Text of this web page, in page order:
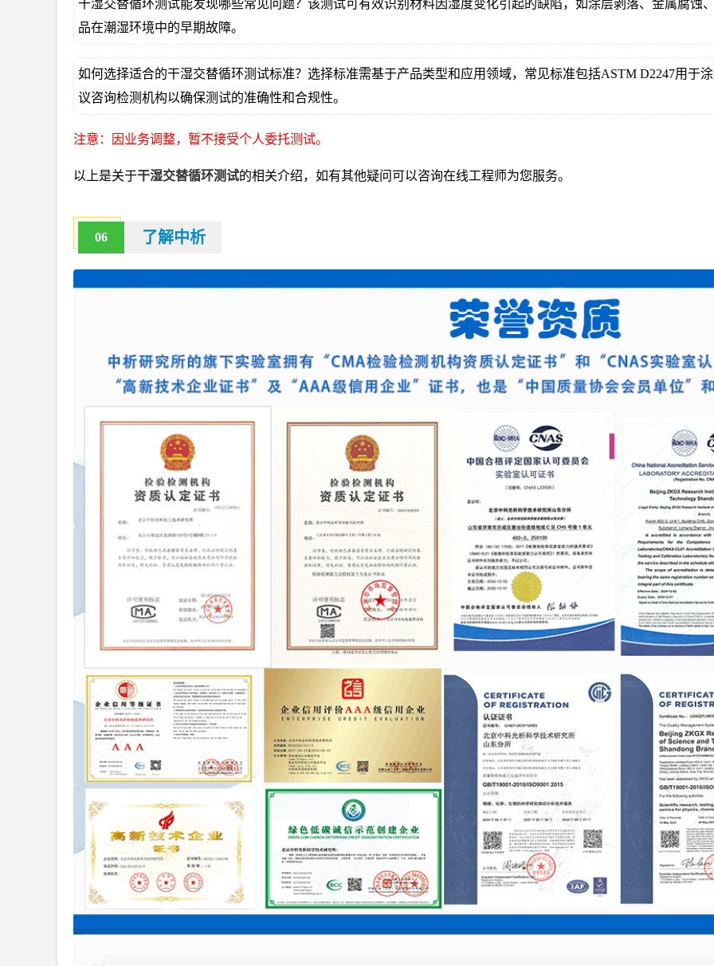
干湿交替循环测试能发现哪些常见问题？该测试可有效识别材料因湿度变化引起的缺陷，如涂层剥落、金属腐蚀
品在潮湿环境中的早期故障。
如何选择适合的干湿交替循环测试标准？选择标准需基于产品类型和应用领域，常见标准包括ASTM D2247用于
议咨询检测机构以确保测试的准确性和合规性。
注意：因业务调整，暂不接受个人委托测试。
以上是关于干湿交替循环测试的相关介绍，如有其他疑问可以咨询在线工程师为您服务。
06 了解中析